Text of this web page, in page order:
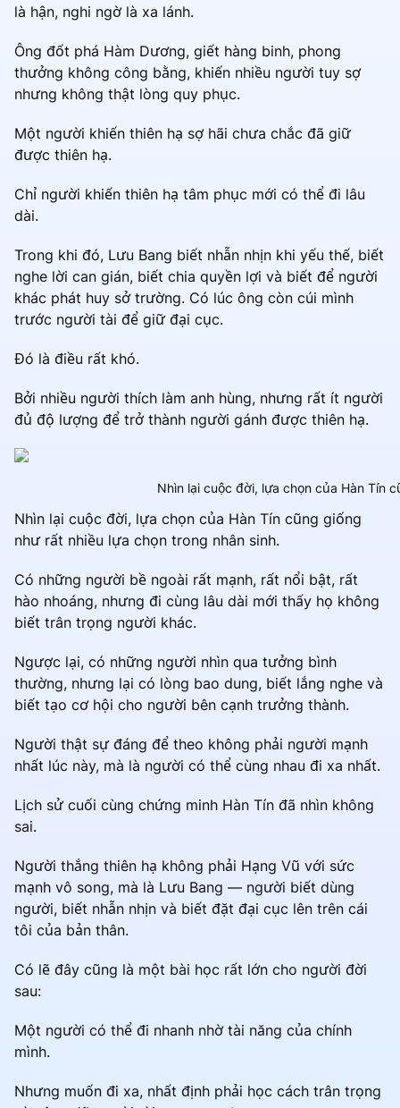
là hận, nghi ngờ là xa lánh.
Ông đốt phá Hàm Dương, giết hàng binh, phong
thưởng không công bằng, khiến nhiều người tuy sợ
nhưng không thật lòng quy phục.
Một người khiến thiên hạ sợ hãi chưa chắc đã giữ
được thiên hạ.
Chỉ người khiến thiên hạ tâm phục mới có thể đi lâu
dài.
Trong khi đó, Lưu Bang biết nhẫn nhịn khi yếu thế, biết
nghe lời can gián, biết chia quyền lợi và biết để người
khác phát huy sở trường. Có lúc ông còn cúi mình
trước người tài để giữ đại cục.
Đó là điều rất khó.
Bởi nhiều người thích làm anh hùng, nhưng rất ít người
đủ độ lượng để trở thành người gánh được thiên hạ.
Nhìn lại cuộc đời, lựa chọn của Hàn Tín
Nhìn lại cuộc đời, lựa chọn của Hàn Tín cũng giống
như rất nhiều lựa chọn trong nhân sinh.
Có những người bề ngoài rất mạnh, rất nổi bật, rất
hào nhoáng, nhưng đi cùng lâu dài mới thấy họ không
biết trân trọng người khác.
Ngược lại, có những người nhìn qua tưởng bình
thường, nhưng lại có lòng bao dung, biết lắng nghe và
biết tạo cơ hội cho người bên cạnh trưởng thành.
Người thật sự đáng để theo không phải người mạnh
nhất lúc này, mà là người có thể cùng nhau đi xa nhất.
Lịch sử cuối cùng chứng minh Hàn Tín đã nhìn không
sai.
Người thắng thiên hạ không phải Hạng Vũ với sức
mạnh vô song, mà là Lưu Bang — người biết dùng
người, biết nhẫn nhịn và biết đặt đại cục lên trên cái
tôi của bản thân.
Có lẽ đây cũng là một bài học rất lớn cho người đời
sau:
Một người có thể đi nhanh nhờ tài năng của chính
mình.
Nhưng muốn đi xa, nhất định phải học cách trân trọng